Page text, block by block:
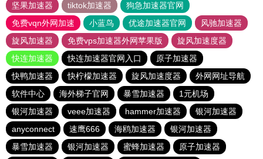
坚果加速器
tiktok加速器
狗急加速器官网
免费vqn外网加速
小蓝鸟 优途加速器官网
风驰加速器
旋风加速器
免费vps加速器外网苹果版
旋风加速度器
快连加速器
快连加速器官网入口
原子加速器
快鸭加速器
快柠檬加速器 旋风加速度器
外网网址导航
软件中心
海外梯子官网 暴雪加速器
1元机场
银河加速器
veee加速器 hammer加速器
银河加速器
anyconnect
速鹰666 海鸥加速器
银河加速器
暴雪加速器
银河加速器 蜜蜂加速器
原子加速器